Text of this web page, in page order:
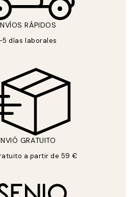
RÁPIDOS
5 días laborales
GRATUITO
a partir de 59 €